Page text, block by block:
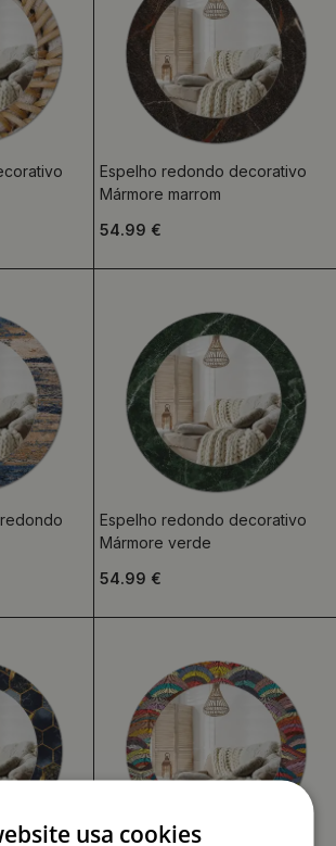
Espelho redondo decorativo
Mármore marrom
54.99 €
Espelho redondo decorativo
Mármore verde
54.99 €
usa cookies